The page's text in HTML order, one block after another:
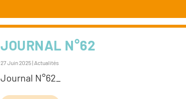
JOURNAL N°62
27 Juin 2025| Actualités
Journal N°62_